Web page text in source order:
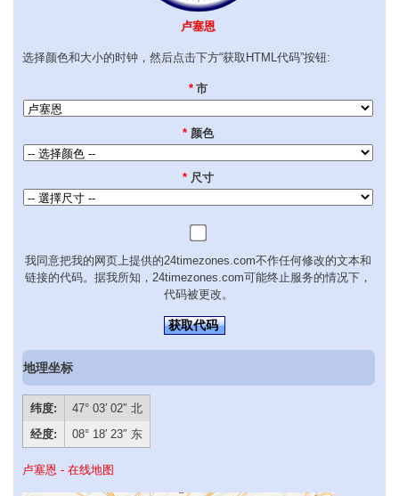
卢塞恩
选择颜色和大小的时钟，然后点击下方“获取HTML代码”按钮:
* 市
* 颜色
* 尺寸
我同意把我的网页上提供的24timezones.com不作任何修改的文本和
链接的代码。据我所知，24timezones.com可能终止服务的情况下，
代码被更改。
获取代码
地理坐标
纬度:
47° 03′ 02″ 北
经度:
08° 18′ 23″ 东
卢塞恩 - 在线地图